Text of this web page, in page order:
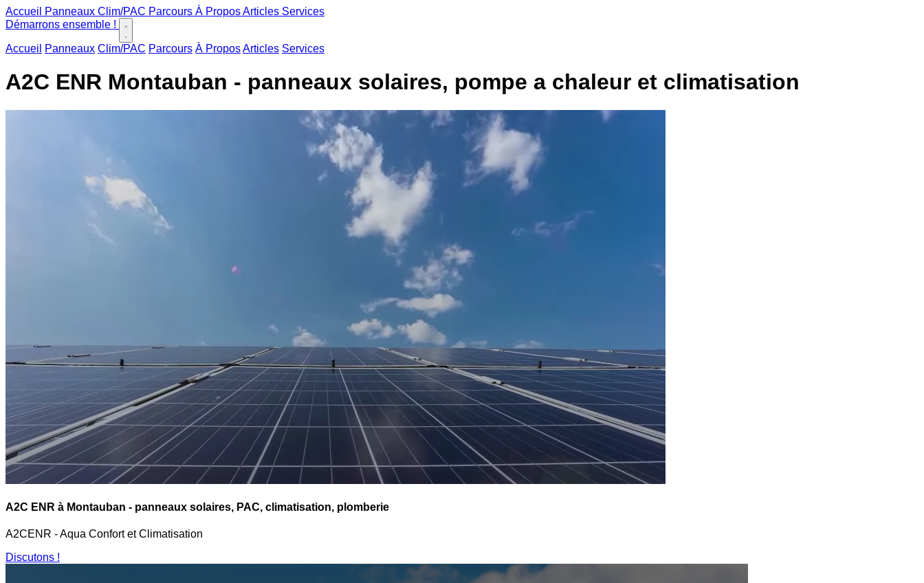
Accueil Panneaux Clim/PAC Parcours À ProposArticles Services
Démarrons ensemble !
Accueil Panneaux Clim/PAC Parcours À ProposArticles Services
A2C ENR Montauban - panneaux solaires, pompe a chaleur et climatisation
A2C ENR à Montauban - panneaux solaires, PAC, climatisation, plomberie
A2CENR - Aqua Confort et Climatisation
Discutons !